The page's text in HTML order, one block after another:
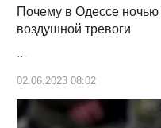
Почему в Одессе
воздушной тревоги
02.06.2023 08:02